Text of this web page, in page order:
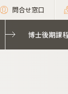
問合せ窓口
博士後期課